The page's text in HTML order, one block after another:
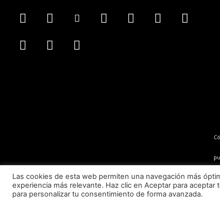
Las cookies de esta web permiten una navegación más
experiencia más relevante. Haz clic en Aceptar para
para personalizar tu consentimiento de forma avanzada.